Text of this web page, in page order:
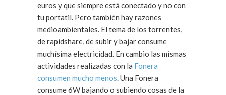
euros y que siempre está conectado y no con
tu portatil. Pero también hay razones
medioambientales. El tema de los torrentes,
de rapidshare, de subir y bajar consume
muchísima electricidad. En cambio las mismas
actividades realizadas con la Fonera
consumen mucho menos. Una Fonera
consume 6W bajando o subiendo cosas de la